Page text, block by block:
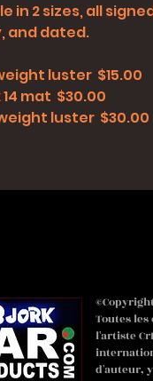
in 2 sizes, all
and dated.
luster $15.00
14 mat $30.00
luster $30.00
©Copyright
Toutes
l'artiste
d'auteur,